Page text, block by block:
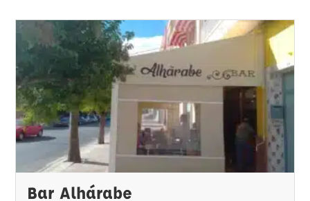
Bar Alhárabe